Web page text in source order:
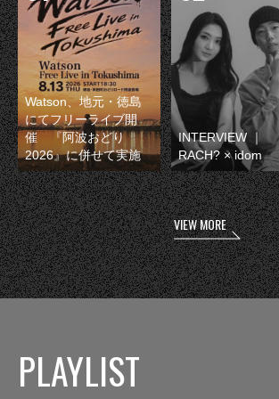
Watson、地元・徳島
にてフリーライブ開
催 『阿波おどり
2026』に併せて実施
INTERVIEW ｜
RACH? × idom
VIEW MORE
PLAYLIST